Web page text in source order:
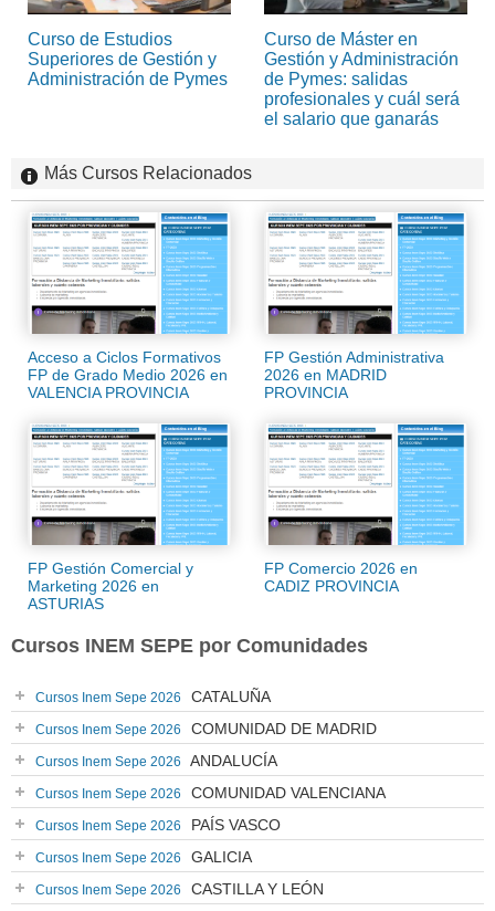
Curso de Estudios
Superiores de Gestión y
Administración de Pymes
Curso de Máster en
Gestión y Administración
de Pymes: salidas
profesionales y cuál será
el salario que ganarás
Más Cursos Relacionados
Acceso a Ciclos Formativos
FP de Grado Medio 2026 en
VALENCIA PROVINCIA
FP Gestión Administrativa
2026 en MADRID
PROVINCIA
FP Gestión Comercial y
Marketing 2026 en
ASTURIAS
FP Comercio 2026 en
CADIZ PROVINCIA
Cursos INEM SEPE por Comunidades
Cursos Inem Sepe 2026 CATALUÑA
Cursos Inem Sepe 2026 COMUNIDAD DE MADRID
Cursos Inem Sepe 2026 ANDALUCÍA
Cursos Inem Sepe 2026 COMUNIDAD VALENCIANA
Cursos Inem Sepe 2026 PAÍS VASCO
Cursos Inem Sepe 2026 GALICIA
Cursos Inem Sepe 2026 CASTILLA Y LEÓN